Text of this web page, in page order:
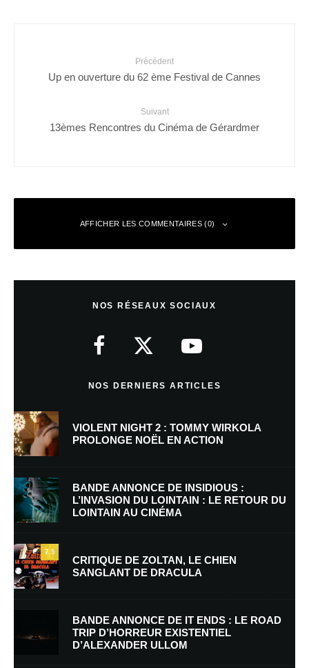
Précédent
Up en ouverture du 62 ème Festival de Cannes
Suivant
13èmes Rencontres du Cinéma de Gérardmer
AFFICHER LES COMMENTAIRES (0)
Nom*
E-mail*
Enregistrer mon nom, mon e-mail et mon site dans le navigateur pour
NOS RÉSEAUX SOCIAUX
NOS DERNIERS ARTICLES
VIOLENT NIGHT 2 : TOMMY WIRKOLA
PROLONGE NOËL EN ACTION
BANDE ANNONCE DE INSIDIOUS :
L’INVASION DU LOINTAIN : LE RETOUR DU
LOINTAIN AU CINÉMA
7.5
CRITIQUE DE ZOLTAN, LE CHIEN
SANGLANT DE DRACULA
BANDE ANNONCE DE IT ENDS : LE ROAD
TRIP D’HORREUR EXISTENTIEL
D’ALEXANDER ULLOM